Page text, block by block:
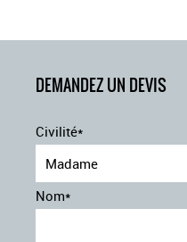
jantes tôle 16" grises
pack caméra : combiné
carplay et androïd auto
bandeau décor liquid
couleur + caméra de recul
tactile 10" hd couleur
DEMANDEZ UN DEVIS
Civilité*
Madame
Nom*